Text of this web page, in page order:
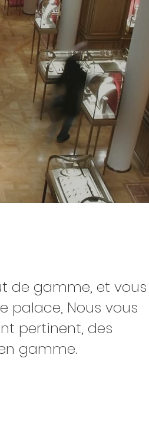
de gamme, et vous
palace, Nous vous
pertinent, des
gamme.